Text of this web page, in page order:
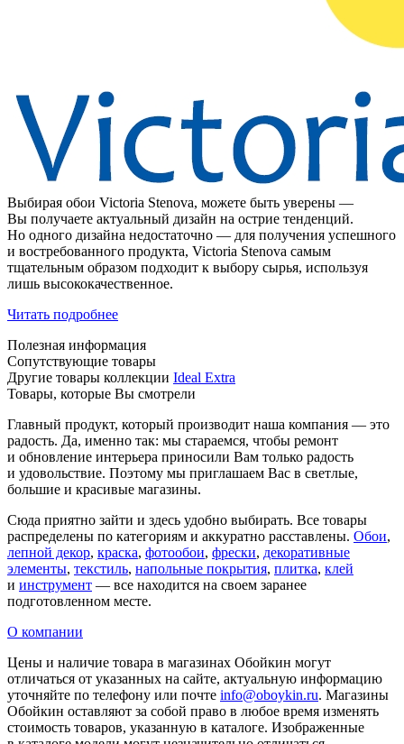
Выбирая обои Victoria Stenova, можете быть уверены —
Вы получаете актуальный дизайн на острие тенденций.
Но одного дизайна недостаточно — для получения успешного
и востребованного продукта, Victoria Stenova самым
тщательным образом подходит к выбору сырья, используя
лишь высококачественное.
Читать подробнее
Полезная информация
Сопутствующие товары
Другие товары коллекции Ideal Extra
Товары, которые Вы смотрели
Главный продукт, который производит наша компания — это
радость. Да, именно так: мы стараемся, чтобы ремонт
и обновление интерьера приносили Вам только радость
и удовольствие. Поэтому мы приглашаем Вас в светлые,
большие и красивые магазины.
Сюда приятно зайти и здесь удобно выбирать. Все товары
распределены по категориям и аккуратно расставлены. Обои,
лепной декор, краска, фотообои, фрески, декоративные
элементы, текстиль, напольные покрытия, плитка, клей
и инструмент — все находится на своем заранее
подготовленном месте.
О компании
Цены и наличие товара в магазинах Обойкин могут
отличаться от указанных на сайте, актуальную информацию
уточняйте по телефону или почте info@oboykin.ru. Магазины
Обойкин оставляют за собой право в любое время изменять
стоимость товаров, указанную в каталоге. Изображенные